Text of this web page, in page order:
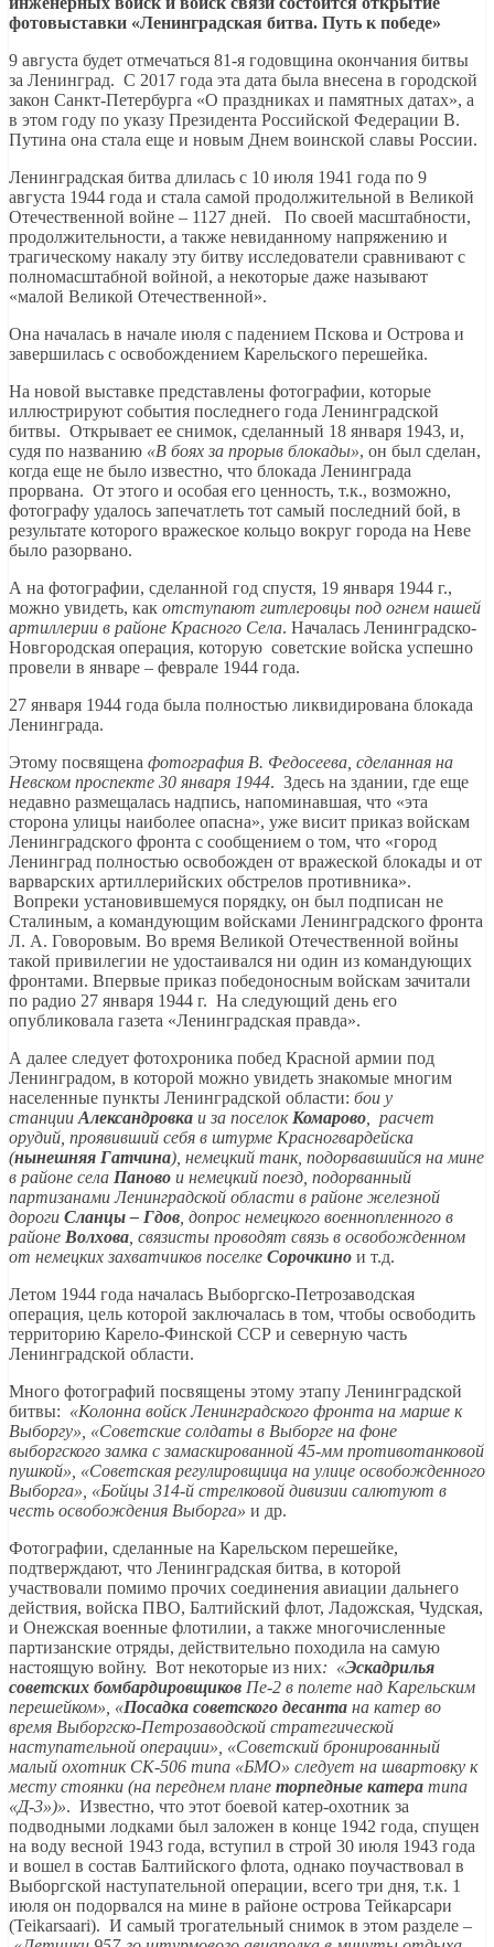
фотовыставки «Ленинградская битва. Путь к победе»
9 августа будет отмечаться 81-я годовщина окончания битвы
за Ленинград. С 2017 года эта дата была внесена в городской
закон Санкт‑Петербурга «О праздниках и памятных датах», а
в этом году по указу Президента Российской Федерации В.
Путина она стала еще и новым Днем воинской славы России.
Ленинградская битва длилась с 10 июля 1941 года по 9
августа 1944 года и стала самой продолжительной в Великой
Отечественной войне – 1127 дней. По своей масштабности,
продолжительности, а также невиданному напряжению и
трагическому накалу эту битву исследователи сравнивают с
полномасштабной войной, а некоторые даже называют
«малой Великой Отечественной».
Она началась в начале июля с падением Пскова и Острова и
завершилась с освобождением Карельского перешейка.
На новой выставке представлены фотографии, которые
иллюстрируют события последнего года Ленинградской
битвы. Открывает ее снимок, сделанный 18 января 1943, и,
судя по названию «В боях за прорыв блокады», он был сделан,
когда еще не было известно, что блокада Ленинграда
прорвана. От этого и особая его ценность, т.к., возможно,
фотографу удалось запечатлеть тот самый последний бой, в
результате которого вражеское кольцо вокруг города на Неве
было разорвано.
А на фотографии, сделанной год спустя, 19 января 1944 г.,
можно увидеть, как отступают гитлеровцы под огнем нашей
артиллерии в районе Красного Села. Началась Ленинградско-
Новгородская операция, которую советские войска успешно
провели в январе – феврале 1944 года.
27 января 1944 года была полностью ликвидирована блокада
Ленинграда.
Этому посвящена фотография В. Федосеева, сделанная на
Невском проспекте 30 января 1944. Здесь на здании, где еще
недавно размещалась надпись, напоминавшая, что «эта
сторона улицы наиболее опасна», уже висит приказ войскам
Ленинградского фронта с сообщением о том, что «город
Ленинград полностью освобожден от вражеской блокады и от
варварских артиллерийских обстрелов противника».
Вопреки установившемуся порядку, он был подписан не
Сталиным, а командующим войсками Ленинградского фронта
Л. А. Говоровым. Во время Великой Отечественной войны
такой привилегии не удостаивался ни один из командующих
фронтами. Впервые приказ победоносным войскам зачитали
по радио 27 января 1944 г. На следующий день его
опубликовала газета «Ленинградская правда».
А далее следует фотохроника побед Красной армии под
Ленинградом, в которой можно увидеть знакомые многим
населенные пункты Ленинградской области: бои у
станции Александровка и за поселок Комарово , расчет
орудий, проявивший себя в штурме Красногвардейска
(нынешняя Гатчина), немецкий танк, подорвавшийся на мине
в районе села Паново и немецкий поезд, подорванный
партизанами Ленинградской области в районе железной
дороги Сланцы – Гдов , допрос немецкого военнопленного в
районе Волхова , связисты проводят связь в освобожденном
от немецких захватчиков поселке Сорочкино и т.д.
Летом 1944 года началась Выборгско-Петрозаводская
операция, цель которой заключалась в том, чтобы освободить
территорию Карело-Финской ССР и северную часть
Ленинградской области.
Много фотографий посвящены этому этапу Ленинградской
битвы: «Колонна войск Ленинградского фронта на марше к
Выборгу», «Советские солдаты в Выборге на фоне
выборгского замка с замаскированной 45-мм противотанковой
пушкой», «Советская регулировщица на улице освобожденного
Выборга», «Бойцы 314-й стрелковой дивизии салютуют в
честь освобождения Выборга» и др.
Фотографии, сделанные на Карельском перешейке,
подтверждают, что Ленинградская битва, в которой
участвовали помимо прочих соединения авиации дальнего
действия, войска ПВО, Балтийский флот, Ладожская, Чудская,
и Онежская военные флотилии, а также многочисленные
партизанские отряды, действительно походила на самую
настоящую войну. Вот некоторые из них: «Эскадрилья
советских бомбардировщиков Пе-2 в полете над Карельским
перешейком», «Посадка советского десанта на катер во
время Выборгско-Петрозаводской стратегической
наступательной операции», «Советский бронированный
малый охотник СК-506 типа «БМО» следует на швартовку к
месту стоянки (на переднем плане торпедные катера типа
«Д-3»)». Известно, что этот боевой катер-охотник за
подводными лодками был заложен в конце 1942 года, спущен
на воду весной 1943 года, вступил в строй 30 июля 1943 года
и вошел в состав Балтийского флота, однако поучаствовал в
Выборгской наступательной операции, всего три дня, т.к. 1
июля он подорвался на мине в районе острова Тейкарсари
(Teikarsaari). И самый трогательный снимок в этом разделе –